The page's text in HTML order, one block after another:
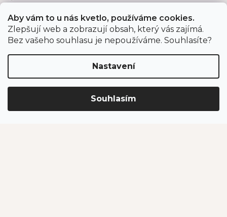
Aby vám to u nás kvetlo, používáme cookies.
Zlepšují web a zobrazují obsah, který vás zajímá.
Bez vašeho souhlasu je nepoužíváme. Souhlasíte?
Nastavení
Souhlasím
Odběr newsletteru
PŘIHLÁSIT SE